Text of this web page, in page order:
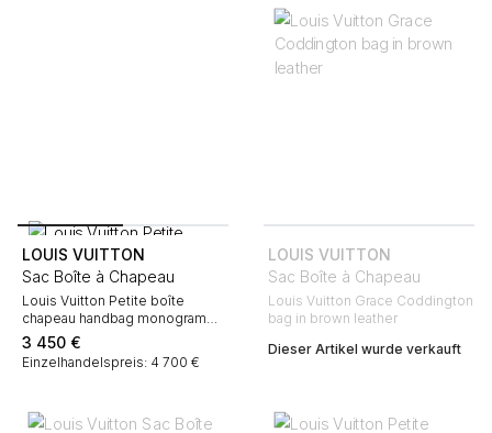
LOUIS VUITTON
Sac Boîte à Chapeau
Louis Vuitton Petite boîte
chapeau handbag monogram
canvas and natural leather
3 450 €
Einzelhandelspreis: 4 700 €
LOUIS VUITTON
Sac Boîte à Chapeau
Louis Vuitton Grace Coddington
bag in brown leather
Dieser Artikel wurde verkauft